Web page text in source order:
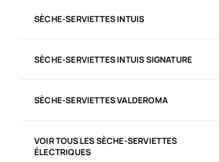
SÈCHE-SERVIETTES INTUIS
SÈCHE-SERVIETTES INTUIS SIGNATURE
SÈCHE-SERVIETTES VALDEROMA
VOIR TOUS LES SÈCHE-SERVIETTES
ÉLECTRIQUES